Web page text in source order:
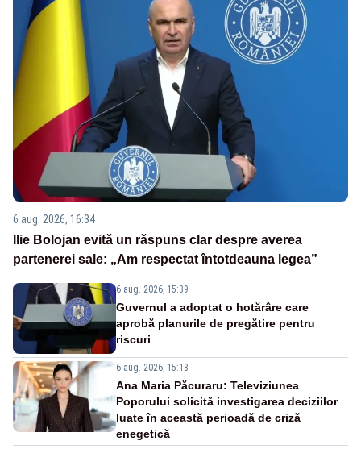
6 aug. 2026, 16:34
Ilie Bolojan evită un răspuns clar despre averea
partenerei sale: „Am respectat întotdeauna legea”
6 aug. 2026, 15:39
Guvernul a adoptat o hotărâre care
aprobă planurile de pregătire pentru
riscuri
6 aug. 2026, 15:18
Ana Maria Păcuraru: Televiziunea
Poporului solicită investigarea deciziilor
luate în această perioadă de criză
enegetică